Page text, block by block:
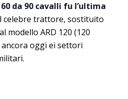
60 da 90 cavalli fu l’ultima
celebre trattore, sostituito
modello ARD 120 (120
ancora oggi ei settori